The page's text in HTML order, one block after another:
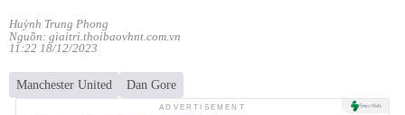
Huỳnh Trung Phong
Nguồn: giaitri.thoibaovhnt.com.vn
11:22 18/12/2023
Manchester United Dan Gore
ADVERTISEMENT